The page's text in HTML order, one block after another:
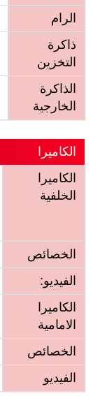
الرام
ذاكرة
التخزين
الذاكرة
الخارجية
الكاميرا
الكاميرا
الخلفية
الخصائص
الفيديو:
الكاميرا
الامامية
الخصائص
الفيديو